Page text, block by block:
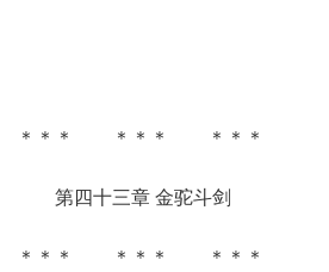
＊＊ ＊＊＊
金驼斗剑
＊＊ ＊＊＊